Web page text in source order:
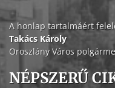
A honlap tartalmáért
Takács Károly
Oroszlány Város
NÉPSZERŰ